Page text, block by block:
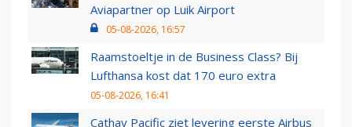
Aviapartner op Luik Airport
05-08-2026, 16:57
Raamstoeltje in de Business Class? Bij
Lufthansa kost dat 170 euro extra
05-08-2026, 16:41
Cathay Pacific ziet levering eerste Airbus